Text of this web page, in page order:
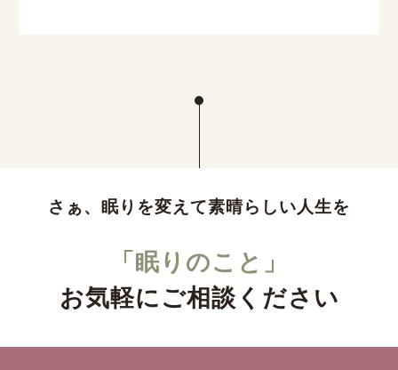
さぁ、眠りを変えて素晴らしい人生を
「眠りのこと」
お気軽にご相談ください